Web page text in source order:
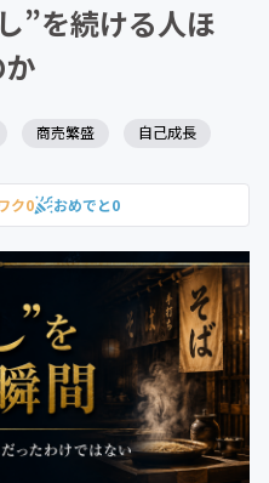
”を続ける人ほ
ク0 おめでと0
商売繁盛
自己成長